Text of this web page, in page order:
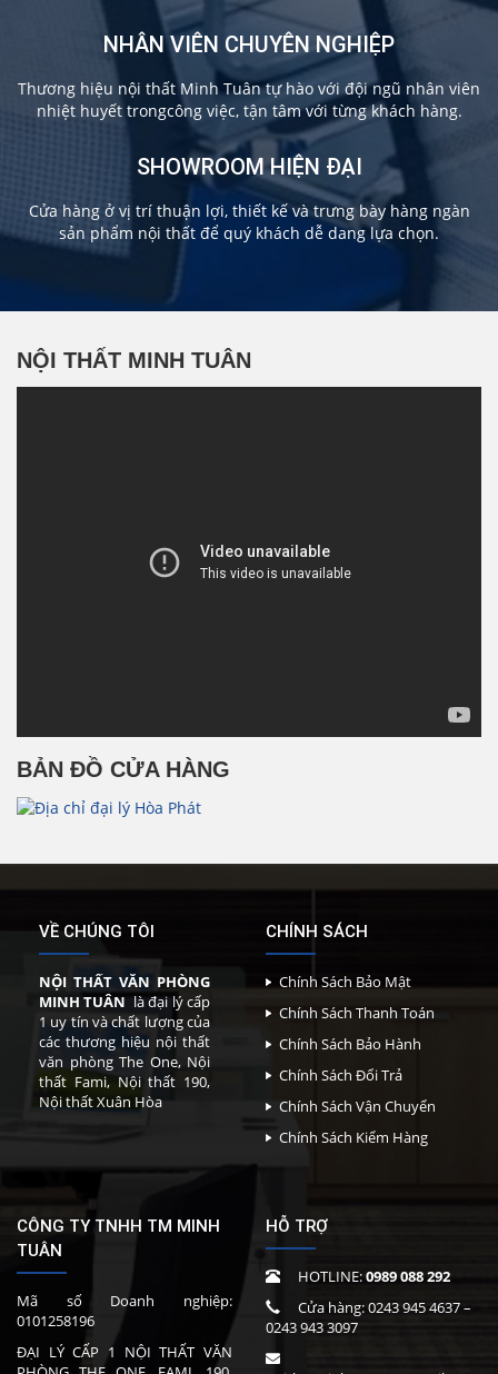
NHÂN VIÊN CHUYÊN NGHIỆP
Thương hiệu nội thất Minh Tuân tự hào với đội ngũ nhân viên
nhiệt huyết trongcông việc, tận tâm với từng khách hàng.
SHOWROOM HIỆN ĐẠI
Cửa hàng ở vị trí thuận lợi, thiết kế và trưng bày hàng ngàn
sản phẩm nội thất để quý khách dễ dang lựa chọn.
NỘI THẤT MINH TUÂN
BẢN ĐỒ CỬA HÀNG
VỀ CHÚNG TÔI
NỘI THẤT VĂN PHÒNG
MINH TUÂN là đại lý cấp
1 uy tín và chất lượng của
các thương hiệu nội thất
văn phòng The One, Nội
thất Fami, Nội thất 190,
Nội thất Xuân Hòa
CHÍNH SÁCH
Chính Sách Bảo Mật
Chính Sách Thanh Toán
Chính Sách Bảo Hành
Chính Sách Đổi Trả
Chính Sách Vận Chuyển
Chính Sách Kiểm Hàng
CÔNG TY TNHH TM MINH
TUÂN
Mã số Doanh nghiệp:
0101258196
ĐẠI LÝ CẤP 1 NỘI THẤT VĂN
HỖ TRỢ
HOTLINE:0989 088 292
Cửa hàng:0243 945 4637–
0243 943 3097